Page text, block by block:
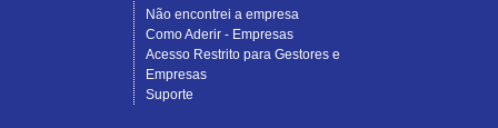
Não encontrei a empresa
Como Aderir - Empresas
Acesso Restrito para Gestores e
Empresas
Suporte